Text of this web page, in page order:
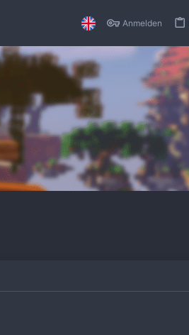
Anmelden